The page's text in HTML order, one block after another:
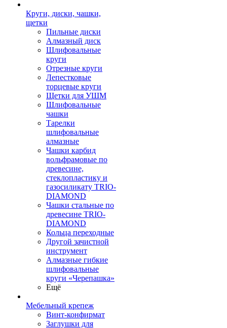
Круги, диски, чашки,
щетки
Пильные диски
Алмазный диск
Шлифовальные
круги
Отрезные круги
Лепестковые
торцевые круги
Щетки для УШМ
Шлифовальные
чашки
Тарелки
шлифовальные
алмазные
Чашки карбид
вольфрамовые по
древесине,
стеклопластику и
газосиликату TRIO-
DIAMOND
Чашки стальные по
древесине TRIO-
DIAMOND
Кольца переходные
Другой зачистной
инструмент
Алмазные гибкие
шлифовальные
круги «Черепашка»
Ещё
Мебельный крепеж
Винт-конфирмат
Заглушки для